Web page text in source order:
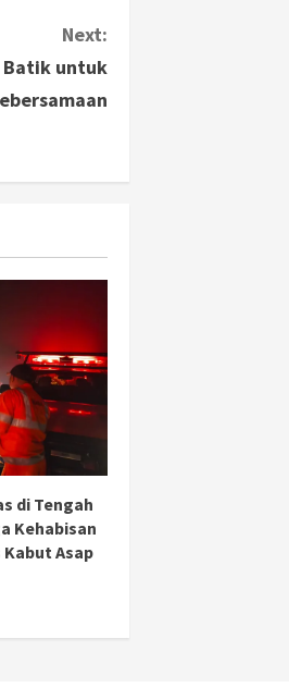
Next:
Batik untuk
di Tengah
Kehabisan
Asap